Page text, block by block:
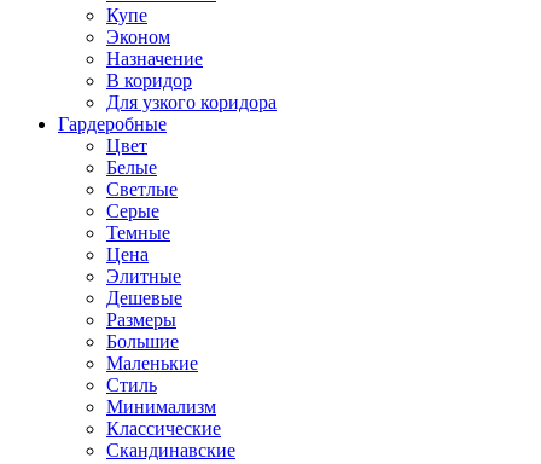
Купе
Эконом
Назначение
В коридор
Для узкого коридора
Гардеробные
Цвет
Белые
Светлые
Серые
Темные
Цена
Элитные
Дешевые
Размеры
Большие
Маленькие
Стиль
Минимализм
Классические
Скандинавские